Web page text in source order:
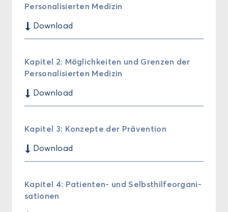
Per­so­na­li­sier­ten Me­di­zin
$ Down­load
Ka­pi­tel 2: Mög­lich­kei­ten und Gren­zen der
Per­so­na­li­sier­ten Me­di­zin
$ Down­load
Ka­pi­tel 3: Kon­zep­te der Prä­ven­ti­on
$ Down­load
Ka­pi­tel 4: Patienten-​ und Selbst­hil­fe­or­ga­ni­
sa­tio­nen